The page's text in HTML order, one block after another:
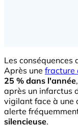
Les
Après une fracture
25 % dans l'année
après un infarctus
vigilant face à une
alerte
silencieuse.